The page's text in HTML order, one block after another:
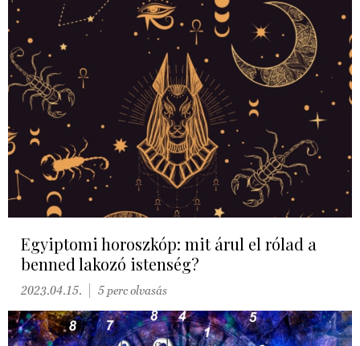
Egyiptomi horoszkóp: mit árul el rólad a
benned lakozó istenség?
2023.04.15. 5 perc olvasás